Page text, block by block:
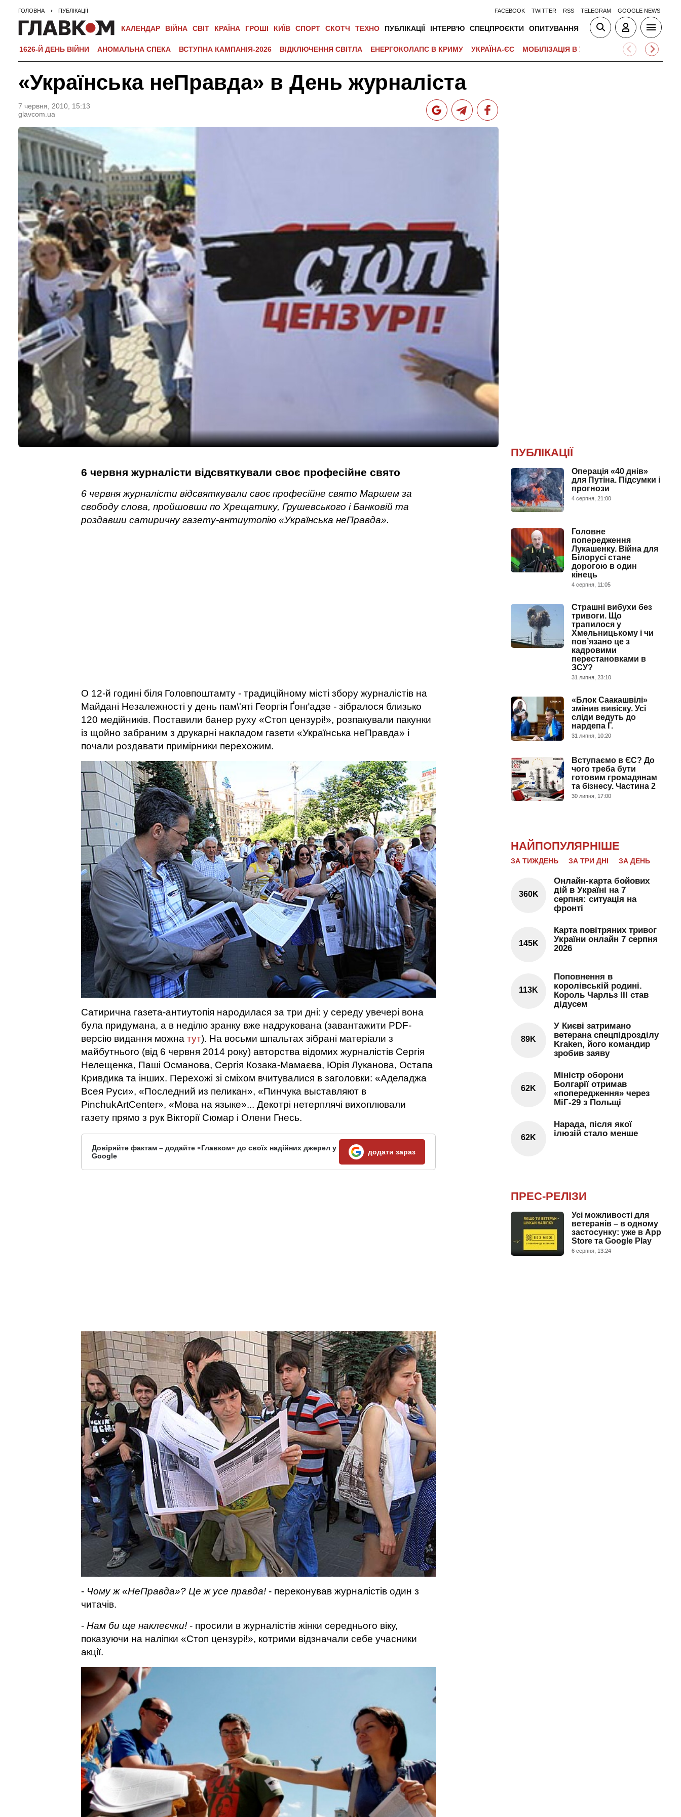
ГОЛОВНА ПУБЛІКАЦІЇ FACEBOOK TWITTER RSS TELEGRAM GOOGLE NEWS
КАЛЕНДАР ВІЙНА СВІТ КРАЇНА ГРОШІ КИЇВ СПОРТ СКОТЧ ТЕХНО ПУБЛІКАЦІЇ ІНТЕРВ'Ю СПЕЦПРОЄКТИ ОПИТУВАННЯ
1626-Й ДЕНЬ ВІЙНИ АНОМАЛЬНА СПЕКА ВСТУПНА КАМПАНІЯ-2026 ВІДКЛЮЧЕННЯ СВІТЛА ЕНЕРГОКОЛАПС В КРИМУ УКРАЇНА-ЄС МОБІЛІЗАЦІЯ В УКРАЇНІ ВІЙНА НА
«Українська неПравда» в День журналіста
7 червня, 2010, 15:13
glavcom.ua
6 червня журналісти відсвяткували своє професійне свято
6 червня журналісти відсвяткували своє професійне свято Маршем за
свободу слова, пройшовши по Хрещатику, Грушевського і Банковій та
роздавши сатиричну газету-антиутопію «Українська неПравда».
О 12-й годині біля Головпоштамту - традиційному місті збору журналістів на
Майдані Незалежності у день пам\'яті Георгія Ґонґадзе - зібралося близько
120 медійників. Поставили банер руху «Стоп цензурі!», розпакували пакунки
із щойно забраним з друкарні накладом газети «Українська неПравда» і
почали роздавати примірники перехожим.
Сатирична газета-антиутопія народилася за три дні: у середу увечері вона
була придумана, а в неділю зранку вже надрукована (завантажити PDF-
версію видання можна тут). На восьми шпальтах зібрані матеріали з
майбутнього (від 6 червня 2014 року) авторства відомих журналістів Сергія
Нелещенка, Паші Османова, Сергія Козака-Мамаєва, Юрія Луканова, Остапа
Кривдика та інших. Перехожі зі сміхом вчитувалися в заголовки: «Аделаджа
Всея Руси», «Поcледний из пеликан», «Пинчука выставляют в
PinchukArtCenter», «Мова на языке»... Декотрі нетерплячі вихоплювали
газету прямо з рук Вікторії Сюмар і Олени Гнесь.
Довіряйте фактам – додайте «Главком» до своїх надійних джерел у
Google
додати зараз
- Чому ж «НеПравда»? Це ж усе правда! - переконував журналістів один з
читачів.
- Нам би ще наклеєчки! - просили в журналістів жінки середнього віку,
показуючи на наліпки «Стоп цензурі!», котрими відзначали себе учасники
акції.
ПУБЛІКАЦІЇ
Операція «40 днів»
для Путіна. Підсумки і
прогнози
4 серпня, 21:00
Головне
попередження
Лукашенку. Війна для
Білорусі стане
дорогою в один
кінець
4 серпня, 11:05
Страшні вибухи без
тривоги. Що
трапилося у
Хмельницькому і чи
пов’язано це з
кадровими
перестановками в
ЗСУ?
31 липня, 23:10
«Блок Саакашвілі»
змінив вивіску. Усі
сліди ведуть до
нардепа Г.
31 липня, 10:20
Вступаємо в ЄС? До
чого треба бути
готовим громадянам
та бізнесу. Частина 2
30 липня, 17:00
НАЙПОПУЛЯРНІШЕ
ЗА ТИЖДЕНЬ ЗА ТРИ ДНІ ЗА ДЕНЬ
360K
Онлайн-карта бойових
дій в Україні на 7
серпня: ситуація на
фронті
145K
Карта повітряних тривог
України онлайн 7 серпня
2026
113K
Поповнення в
королівській родині.
Король Чарльз III став
дідусем
89K
У Києві затримано
ветерана спецпідрозділу
Kraken, його командир
зробив заяву
62K
Міністр оборони
Болгарії отримав
«попередження» через
МіГ-29 з Польщі
62K
Нарада, після якої
ілюзій стало менше
ПРЕС-РЕЛІЗИ
Усі можливості для
ветеранів – в одному
застосунку: уже в App
Store та Google Play
6 серпня, 13:24